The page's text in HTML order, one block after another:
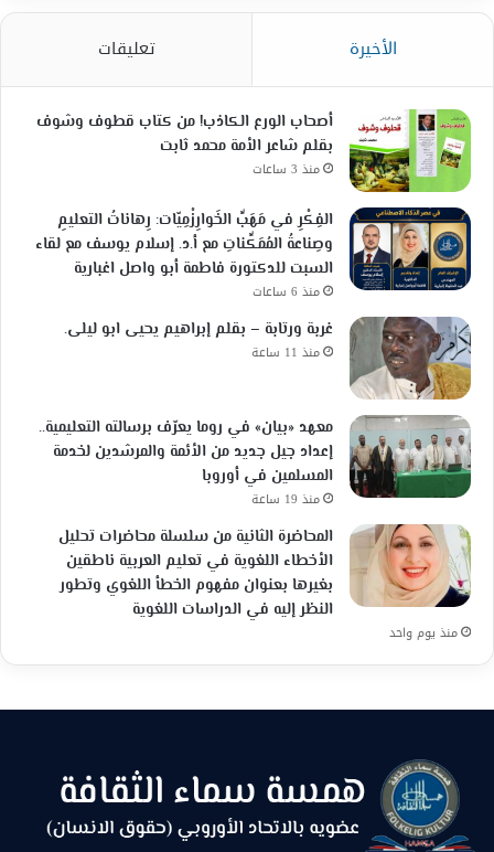
الأخيرة تعليقات
أصحاب الورع الكاذب! من كتاب قطوف وشوف
بقلم شاعر الأمة محمد ثابت
منذ 3 ساعات
الفِكْرِ في مَهَبِّ الخَوارِزْمِيّات: رِهاناتُ التعليمِ
وصِناعةُ المُمَكِّناتِ مع أ.د. إسلام يوسف مع لقاء
السبت للدكتورة فاطمة أبو واصل اغبارية
منذ 6 ساعات
غربة ورتابة – بقلم إبراهيم يحيى ابو ليلى.
منذ 11 ساعة
معهد «بيان» في روما يعرّف برسالته التعليمية..
إعداد جيل جديد من الأئمة والمرشدين لخدمة
المسلمين في أوروبا
منذ 19 ساعة
المحاضرة الثانية من سلسلة محاضرات تحليل
الأخطاء اللغوية في تعليم العربية ناطقين
بغيرها بعنوان مفهوم الخطأ اللغوي وتطور
النظر إليه في الدراسات اللغوية
منذ يوم واحد